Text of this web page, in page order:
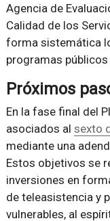
Agencia de
Calidad de los
forma sistemática
programas
Próximos
En la fase final del
asociados al sexto
mediante una
Estos objetivos se
inversiones en
de teleasistencia y
vulnerables, al